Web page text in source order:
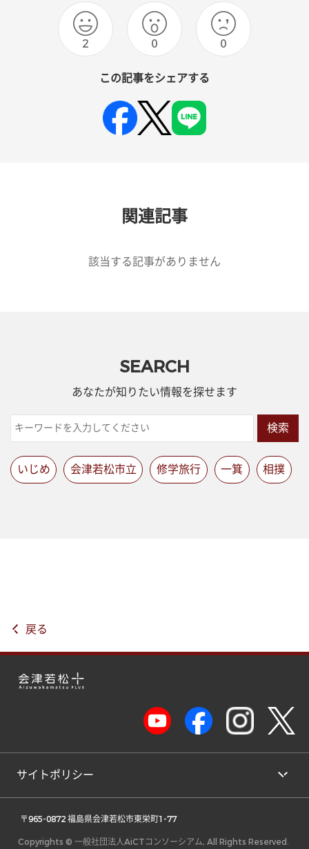
2 0 0
この記事をシェアする
関連記事
該当する記事がありません
SEARCH
あなたが知りたい情報を探せます
検索
いじめ 会津若松市立 修学旅行 一箕 相撲
戻る
サイトポリシー
〒965-0872 福島県会津若松市東栄町1-77
Copyrights © 一般社団法人AiCTコンソーシアム, All Rights Reserved.